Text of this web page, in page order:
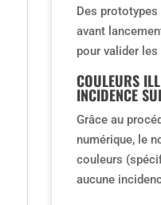
Des
avant
pour valider
COULEURS
INCIDENCE
Grâce au
numérique, le
couleurs
aucune